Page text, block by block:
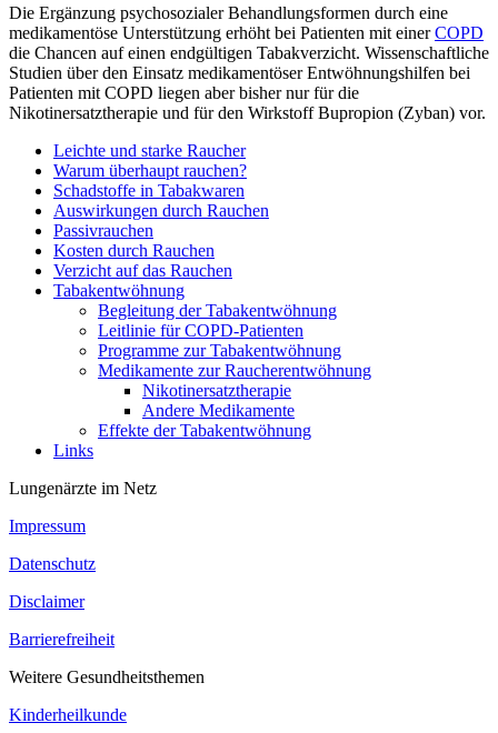
Die Ergänzung psychosozialer Behandlungsformen durch eine
medikamentöse Unterstützung erhöht bei Patienten mit einerCOPD
die Chancen auf einen endgültigen Tabakverzicht. Wissenschaftliche
Studien über den Einsatz medikamentöser Entwöhnungshilfen bei
Patienten mit COPD liegen aber bisher nur für die
Nikotinersatztherapie und für den Wirkstoff Bupropion (Zyban) vor.
Leichte und starke Raucher
Warum überhaupt rauchen?
Schadstoffe in Tabakwaren
Auswirkungen durch Rauchen
Passivrauchen
Kosten durch Rauchen
Verzicht auf das Rauchen
Tabakentwöhnung
Begleitung der Tabakentwöhnung
Leitlinie für COPD-Patienten
Programme zur Tabakentwöhnung
Medikamente zur Raucherentwöhnung
Nikotinersatztherapie
Andere Medikamente
Effekte der Tabakentwöhnung
Links
Lungenärzte im Netz
Impressum
Datenschutz
Disclaimer
Barrierefreiheit
Weitere Gesundheitsthemen
Kinderheilkunde